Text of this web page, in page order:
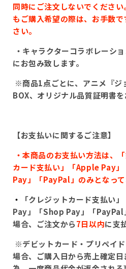
同時にご注文しないでくださ
もご購入希望の際は、お手数
さい。
・キャラクターコラボレーシ
にお包み致します。
※商品1点ごとに、アニメ『ジ
BOX、 オリジナル品質証明書を
【お支払いに関するご注意】
・本商品のお支払い方法は、
カード支払い」「Apple Pay
Pay 」「PayPal 」のみとなって
・
「クレジットカード支払い」
Pay 」「Shop Pay 」「PayPal
場合、ご注文から7日以内に支
※デビットカード・プリペイ
場合、ご購入日から売上確定